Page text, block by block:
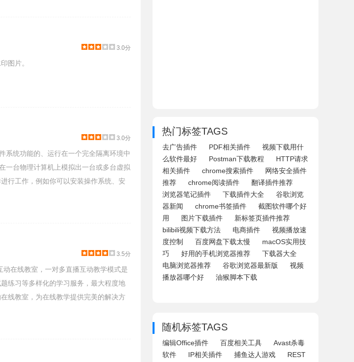
3.0分
图片。
3.0分
系统功能的、运行在一个完全隔离环境中
一台物理计算机上模拟出一台或多台虚拟
行工作，例如你可以安装操作系统、安
3.5分
在线教室，一对多直播互动教学模式是
练习等多样化的学习服务，最大程度地
线教室，为在线教学提供完美的解决方
热门标签TAGS
去广告插件 PDF相关插件
视频下载用什
么软件最好
Postman下载教程
HTTP请求
相关插件
chrome搜索插件
网络安全插件
推荐
chrome阅读插件
翻译插件推荐
浏览器笔记插件
下载插件大全
谷歌浏览
器新闻
chrome书签插件
截图软件哪个好
用
图片下载插件
新标签页插件推荐
bilibili视频下载方法
电商插件
视频播放速
度控制
百度网盘下载太慢
macOS实用技
巧
好用的手机浏览器推荐
下载器大全
电脑浏览器推荐
谷歌浏览器最新版
视频
播放器哪个好
油猴脚本下载
随机标签TAGS
编辑Office插件 百度相关工具
Avast杀毒
软件
IP相关插件 捕鱼达人游戏
REST